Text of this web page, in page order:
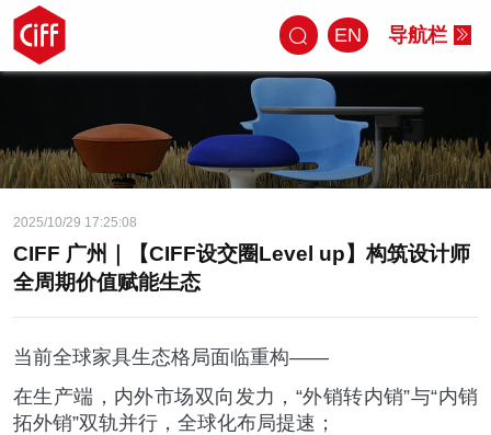
EN 导航栏
2025/10/29 17:25:08
CIFF 广州｜【CIFF设交圈Level up】构筑设计师
全周期价值赋能生态
当前全球家具生态格局面临重构——
在生产端，内外市场双向发力， “外销转内销”与“内销
拓外销”双轨并行，全球化布局提速；